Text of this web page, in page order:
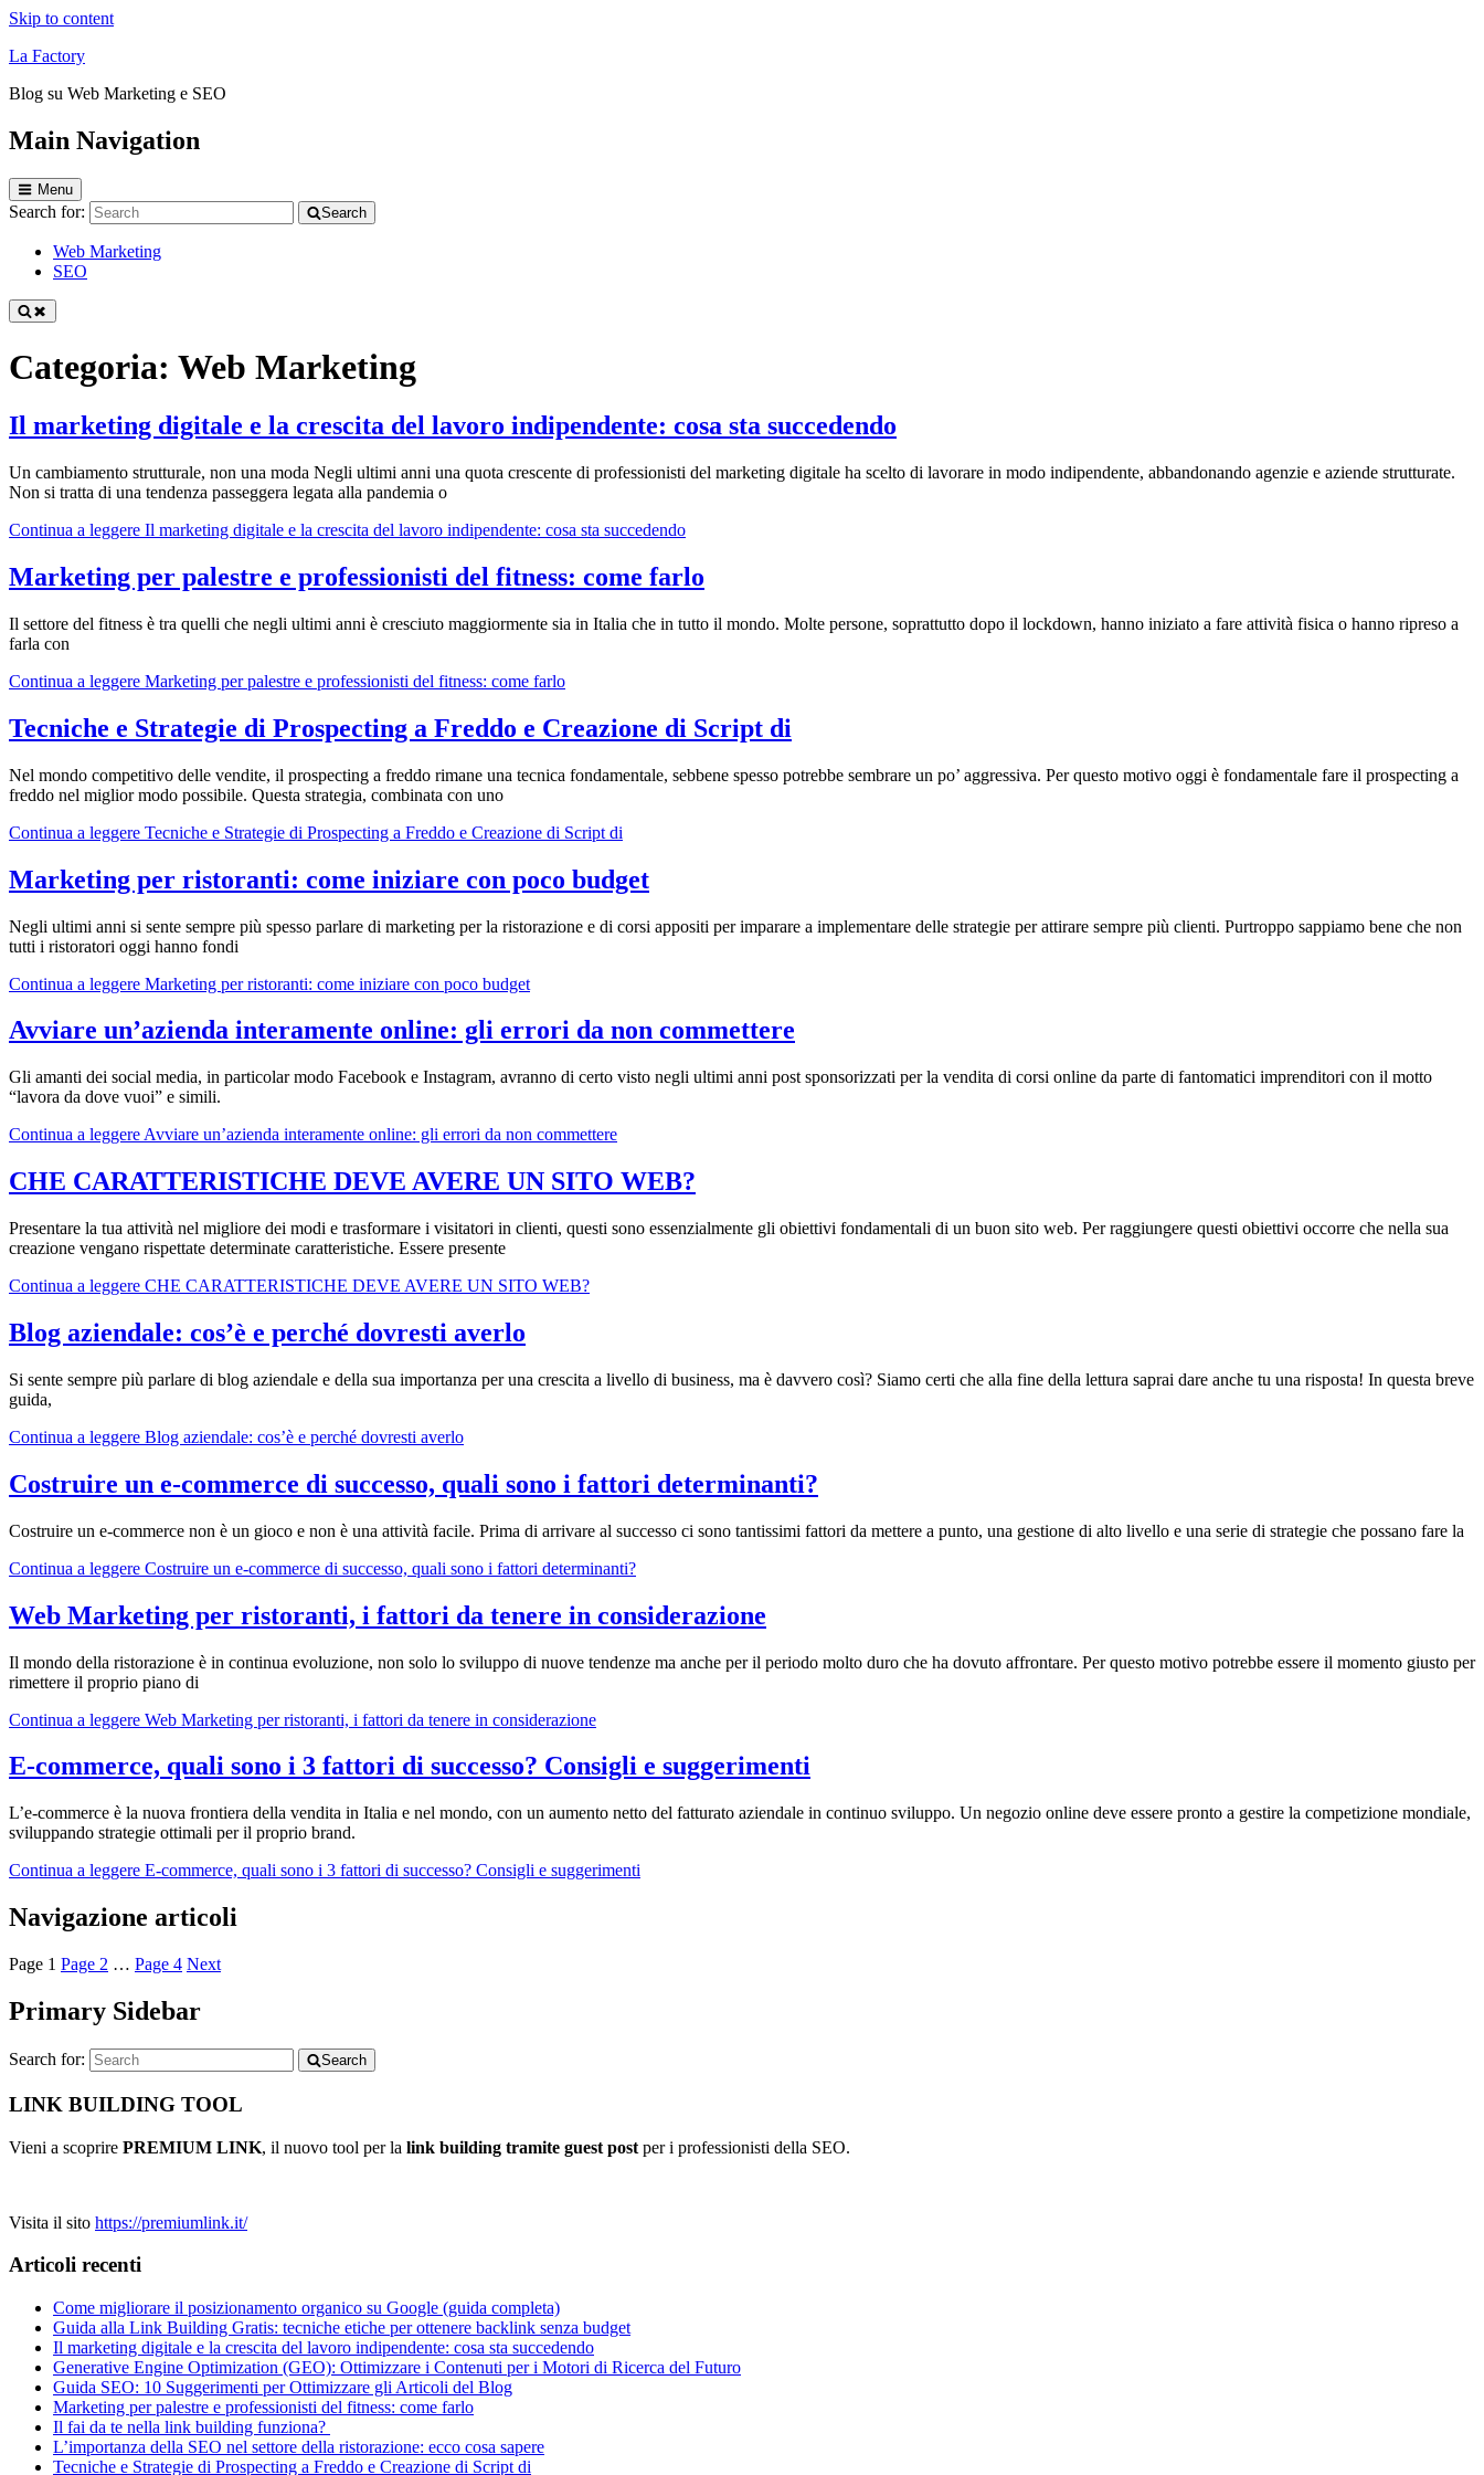
Skip to content
La Factory
Blog su Web Marketing e SEO
Main Navigation
Menu
Search for: Search
Web Marketing
SEO
Categoria: Web Marketing
Il marketing digitale e la crescita del lavoro indipendente: cosa sta succedendo
Un cambiamento strutturale, non una moda Negli ultimi anni una quota crescente di professionisti del marketing digitale ha scelto di lavorare in modo indipendente, abbandonando agenzie e aziende strutturate.
Non si tratta di una tendenza passeggera legata alla pandemia o
Continua a leggere Il marketing digitale e la crescita del lavoro indipendente: cosa sta succedendo
Marketing per palestre e professionisti del fitness: come farlo
Il settore del fitness è tra quelli che negli ultimi anni è cresciuto maggiormente sia in Italia che in tutto il mondo. Molte persone, soprattutto dopo il lockdown, hanno iniziato a fare attività fisica o hanno ripreso a
farla con
Continua a leggere Marketing per palestre e professionisti del fitness: come farlo
Tecniche e Strategie di Prospecting a Freddo e Creazione di Script di
Nel mondo competitivo delle vendite, il prospecting a freddo rimane una tecnica fondamentale, sebbene spesso potrebbe sembrare un po’ aggressiva. Per questo motivo oggi è fondamentale fare il prospecting a
freddo nel miglior modo possibile. Questa strategia, combinata con uno
Continua a leggere Tecniche e Strategie di Prospecting a Freddo e Creazione di Script di
Marketing per ristoranti: come iniziare con poco budget
Negli ultimi anni si sente sempre più spesso parlare di marketing per la ristorazione e di corsi appositi per imparare a implementare delle strategie per attirare sempre più clienti. Purtroppo sappiamo bene che non
tutti i ristoratori oggi hanno fondi
Continua a leggere Marketing per ristoranti: come iniziare con poco budget
Avviare un’azienda interamente online: gli errori da non commettere
Gli amanti dei social media, in particolar modo Facebook e Instagram, avranno di certo visto negli ultimi anni post sponsorizzati per la vendita di corsi online da parte di fantomatici imprenditori con il motto
“lavora da dove vuoi” e simili.
Continua a leggere Avviare un’azienda interamente online: gli errori da non commettere
CHE CARATTERISTICHE DEVE AVERE UN SITO WEB?
Presentare la tua attività nel migliore dei modi e trasformare i visitatori in clienti, questi sono essenzialmente gli obiettivi fondamentali di un buon sito web. Per raggiungere questi obiettivi occorre che nella sua
creazione vengano rispettate determinate caratteristiche. Essere presente
Continua a leggere CHE CARATTERISTICHE DEVE AVERE UN SITO WEB?
Blog aziendale: cos’è e perché dovresti averlo
Si sente sempre più parlare di blog aziendale e della sua importanza per una crescita a livello di business, ma è davvero così? Siamo certi che alla fine della lettura saprai dare anche tu una risposta! In questa breve
guida,
Continua a leggere Blog aziendale: cos’è e perché dovresti averlo
Costruire un e-commerce di successo, quali sono i fattori determinanti?
Costruire un e-commerce non è un gioco e non è una attività facile. Prima di arrivare al successo ci sono tantissimi fattori da mettere a punto, una gestione di alto livello e una serie di strategie che possano fare la
Continua a leggere Costruire un e-commerce di successo, quali sono i fattori determinanti?
Web Marketing per ristoranti, i fattori da tenere in considerazione
Il mondo della ristorazione è in continua evoluzione, non solo lo sviluppo di nuove tendenze ma anche per il periodo molto duro che ha dovuto affrontare. Per questo motivo potrebbe essere il momento giusto per
rimettere il proprio piano di
Continua a leggere Web Marketing per ristoranti, i fattori da tenere in considerazione
E-commerce, quali sono i 3 fattori di successo? Consigli e suggerimenti
L’e-commerce è la nuova frontiera della vendita in Italia e nel mondo, con un aumento netto del fatturato aziendale in continuo sviluppo. Un negozio online deve essere pronto a gestire la competizione mondiale,
sviluppando strategie ottimali per il proprio brand.
Continua a leggere E-commerce, quali sono i 3 fattori di successo? Consigli e suggerimenti
Navigazione articoli
Page 1 Page 2 … Page 4 Next
Primary Sidebar
Search for: Search
LINK BUILDING TOOL
Vieni a scoprire PREMIUM LINK, il nuovo tool per la link building tramite guest post per i professionisti della SEO.
Visita il sito https://premiumlink.it/
Articoli recenti
Come migliorare il posizionamento organico su Google (guida completa)
Guida alla Link Building Gratis: tecniche etiche per ottenere backlink senza budget
Il marketing digitale e la crescita del lavoro indipendente: cosa sta succedendo
Generative Engine Optimization (GEO): Ottimizzare i Contenuti per i Motori di Ricerca del Futuro
Guida SEO: 10 Suggerimenti per Ottimizzare gli Articoli del Blog
Marketing per palestre e professionisti del fitness: come farlo
Il fai da te nella link building funziona?
L’importanza della SEO nel settore della ristorazione: ecco cosa sapere
Tecniche e Strategie di Prospecting a Freddo e Creazione di Script di